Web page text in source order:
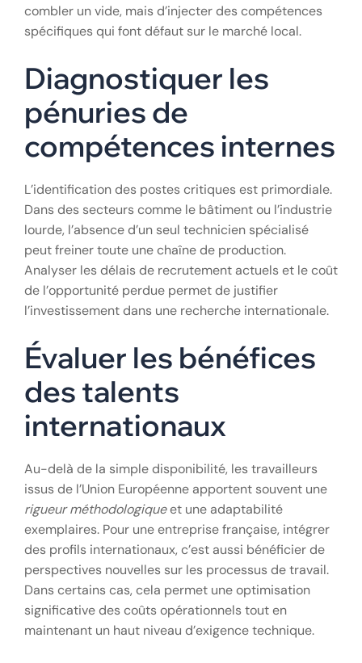
combler un vide, mais d’injecter des compétences
spécifiques qui font défaut sur le marché local.
Diagnostiquer les
pénuries de
compétences internes
L’identification des postes critiques est primordiale.
Dans des secteurs comme le bâtiment ou l’industrie
lourde, l’absence d’un seul technicien spécialisé
peut freiner toute une chaîne de production.
Analyser les délais de recrutement actuels et le coût
de l’opportunité perdue permet de justifier
l’investissement dans une recherche internationale.
Évaluer les bénéfices
des talents
internationaux
Au-delà de la simple disponibilité, les travailleurs
issus de l’Union Européenne apportent souvent une
rigueur méthodologiqueet une adaptabilité
exemplaires. Pour une entreprise française, intégrer
des profils internationaux, c’est aussi bénéficier de
perspectives nouvelles sur les processus de travail.
Dans certains cas, cela permet une optimisation
significative des coûts opérationnels tout en
maintenant un haut niveau d’exigence technique.